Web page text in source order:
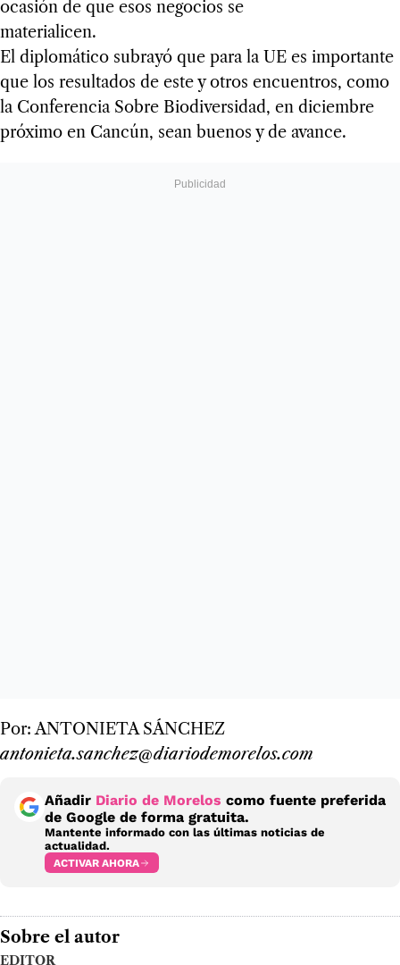
ocasión de que esos negocios se
materialicen.
El diplomático subrayó que para la UE es importante
que los resultados de este y otros encuentros, como
la Conferencia Sobre Biodiversidad, en diciembre
próximo en Cancún, sean buenos y de avance.
Por: ANTONIETA SÁNCHEZ
antonieta.sanchez@diariodemorelos.com
Añadir Diario de Morelos como fuente preferida
de Google de forma gratuita.
Mantente informado con las últimas noticias de
actualidad.
ACTIVAR AHORA
Sobre el autor
EDITOR